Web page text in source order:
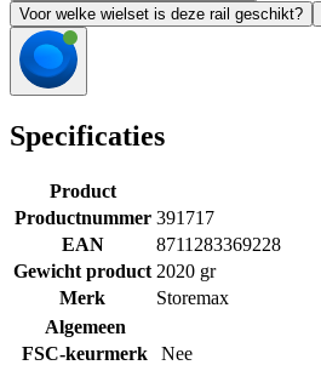
Voor welke wielset is deze rail geschikt?
Specificaties
Product
Productnummer 391717
EAN
8711283369228
Gewicht product 2020 gr
Merk
Storemax
Algemeen
FSC-keurmerk
Nee